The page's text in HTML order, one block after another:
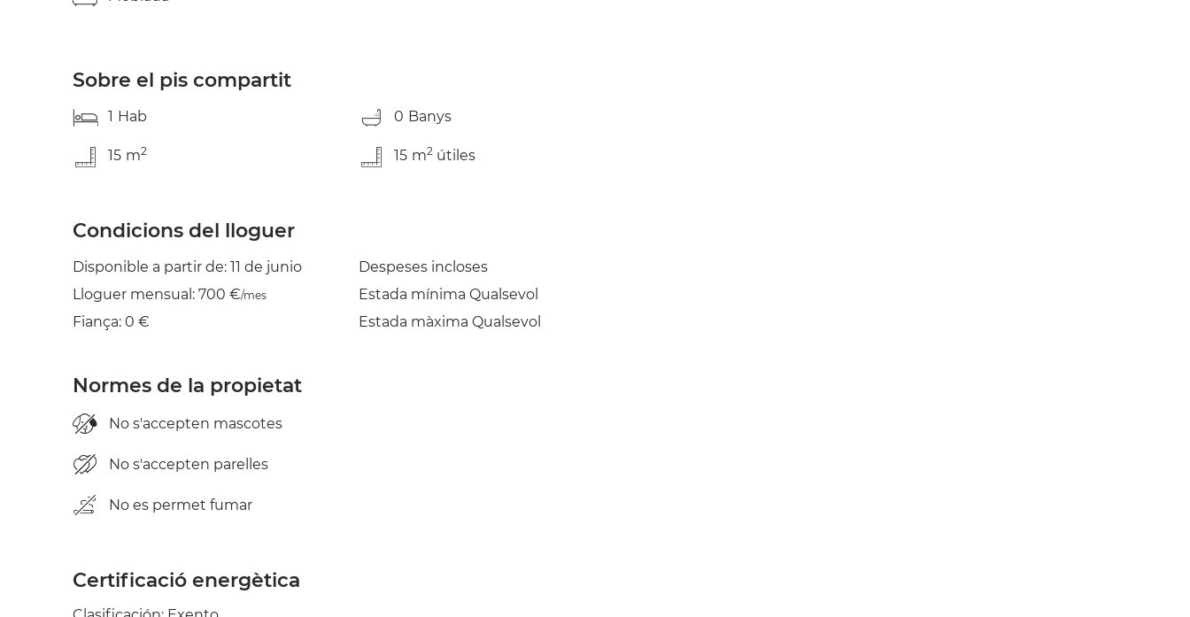
Catalunya. Don''''t miss out on the Barcelona Vintage Market, it has live music, food
The total cost of utilities for this property is €125 per month. Please note: all pre-move-in
payments (Admin Fees, Security Deposits, Cleaning, and Services) must be paid in
advance directly to our bank account before the move-in day. Thanks!
Sobre el pis compartit
1 Hab 0 Banys
15 m2 15 m2 útiles
Condicions del lloguer
Disponible a partir de: 11 de junio
Lloguer mensual: 700 €/mes
Fiança: 0 €
Despeses incloses
Estada mínima Qualsevol
Estada màxima Qualsevol
Normes de la propietat
No s'accepten mascotes
No s'accepten parelles
No es permet fumar
Certificació energètica